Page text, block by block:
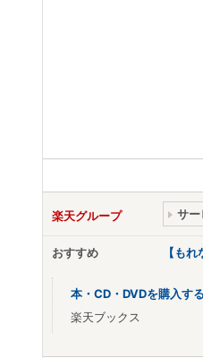
楽天グループ サー
おすすめ 【も
本・CD・DVDを購入する
楽天ブックス